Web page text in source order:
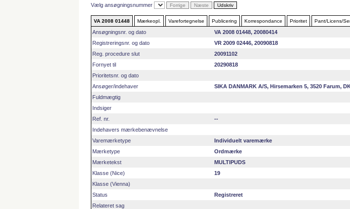
Vælg ansøgningsnummer
VA 2008 01448 Mærkeopl. Varefortegnelse Publicering Korrespondance Prioritet Pant/Licens/
Ansøgningsnr. og dato
VA 2008 01448, 20080414
Registreringsnr. og dato
VR 2009 02446, 20090818
Reg. procedure slut
20091102
Fornyet til
20290818
Prioritetsnr. og dato
Ansøger/indehaver
SIKA DANMARK A/S, Hirsemarken 5, 3520 Farum,
Fuldmægtig
Indsiger
Ref. nr.
--
Indehavers mærkebenævnelse
Varemærketype
Individuelt varemærke
Mærketype
Ordmærke
Mærketekst
MULTIPUDS
Klasse (Nice)
19
Klasse (Vienna)
Status
Registreret
Relateret sag